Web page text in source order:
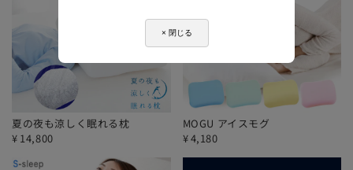
× 閉じる
夏の夜も涼しく眠れる枕
¥ 14,800
MOGU アイスモグ
¥4,180